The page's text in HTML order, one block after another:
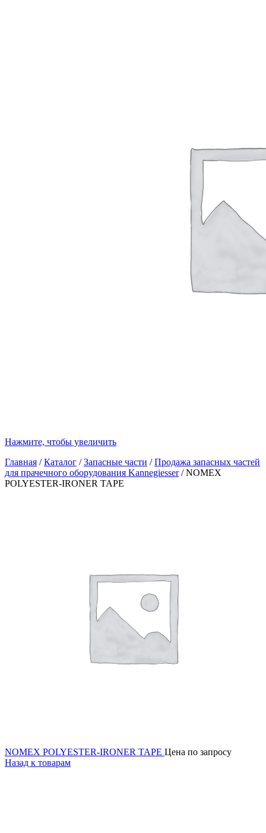
Нажмите, чтобы увеличить
Главная /Каталог /Запасные части /Продажа запасных частей
для прачечного оборудования Kannegiesser/NOMEX
POLYESTER-IRONER TAPE
NOMEX POLYESTER-IRONER TAPE Цена по запросу
Назад к товарам